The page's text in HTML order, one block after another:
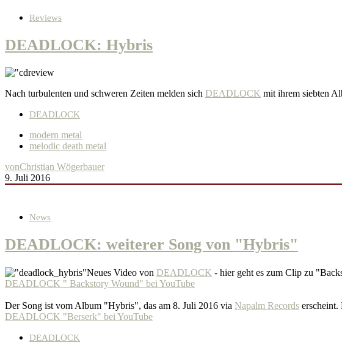
Reviews
DEADLOCK: Hybris
Nach turbulenten und schweren Zeiten melden sich DEADLOCK mit ihrem siebten
DEADLOCK
modern metal
melodic death metal
vonChristian Wögerbauer
9. Juli 2016
News
DEADLOCK: weiterer Song von "Hybris"
Neues Video von DEADLOCK - hier geht es zum Clip zu
DEADLOCK " Backstory Wound" bei YouTube
Der Song ist vom Album "Hybris", das am 8. Juli 2016 via Napalm Records erscheint.
DEADLOCK "Berserk" bei YouTube
DEADLOCK